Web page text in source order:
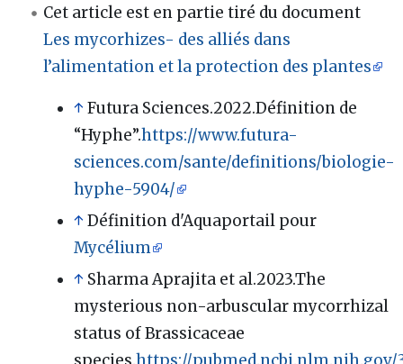
Cet article est en partie tiré du document
Les mycorhizes- des alliés dans
l’alimentation et la protection des plantes
↑Futura Sciences.2022.Définition de
“Hyphe”.https://www.futura-
sciences.com/sante/definitions/biologie-
hyphe-5904/
↑Définition d'Aquaportail pour
Mycélium
↑ Sharma Aprajita et al.2023.The
mysterious non-arbuscular mycorrhizal
status of Brassicaceae